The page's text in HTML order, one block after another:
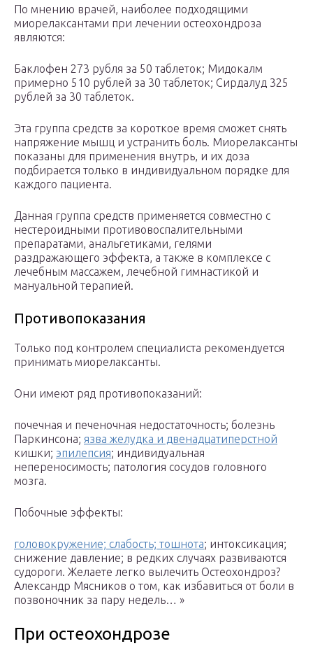
По мнению врачей, наиболее подходящими
миорелаксантами при лечении остеохондроза
являются:
Баклофен 273 рубля за 50 таблеток; Мидокалм
примерно 510 рублей за 30 таблеток; Сирдалуд 325
рублей за 30 таблеток.
Эта группа средств за короткое время сможет снять
напряжение мышц и устранить боль. Миорелаксанты
показаны для применения внутрь, и их доза
подбирается только в индивидуальном порядке для
каждого пациента.
Данная группа средств применяется совместно с
нестероидными противовоспалительными
препаратами, анальгетиками, гелями
раздражающего эффекта, а также в комплексе с
лечебным массажем, лечебной гимнастикой и
мануальной терапией.
Противопоказания
Только под контролем специалиста рекомендуется
принимать миорелаксанты.
Они имеют ряд противопоказаний:
почечная и печеночная недостаточность; болезнь
Паркинсона; язва желудка и двенадцатиперстной
кишки; эпилепсия; индивидуальная
непереносимость; патология сосудов головного
мозга.
Побочные эффекты:
головокружение; слабость; тошнота; интоксикация;
снижение давление; в редких случаях развиваются
судороги. Желаете легко вылечить Остеохондроз?
Александр Мясников о том, как избавиться от боли в
позвоночник за пару недель… »
При остеохондрозе